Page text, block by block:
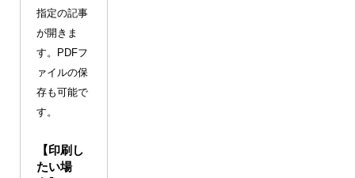
指定の記事
が開きま
す。PDFフ
ァイルの保
存も可能で
す。
【印刷し
たい場